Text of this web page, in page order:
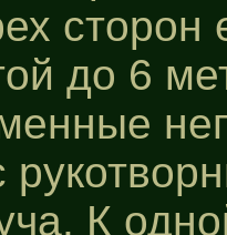
до 6
К